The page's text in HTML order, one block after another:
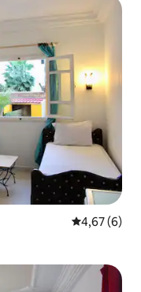
Évaluation
4,67 (6)